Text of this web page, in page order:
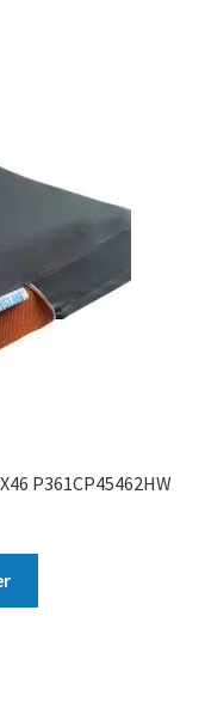
P361CP45462HW